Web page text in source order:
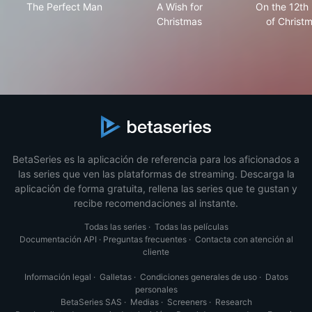
The Perfect Man
A Wish for
Christmas
On the 12th
of
BetaSeries es la aplicación de referencia para los aficionados a
las series que ven las plataformas de streaming. Descarga la
aplicación de forma gratuita, rellena las series que te gustan y
recibe recomendaciones al instante.
Todas las series· Todas las películas
Documentación API · Preguntas frecuentes· Contacta con atención al
cliente
Información legal · Galletas· Condiciones generales de uso· Datos
personales
BetaSeries SAS · Medias· Screeners· Research